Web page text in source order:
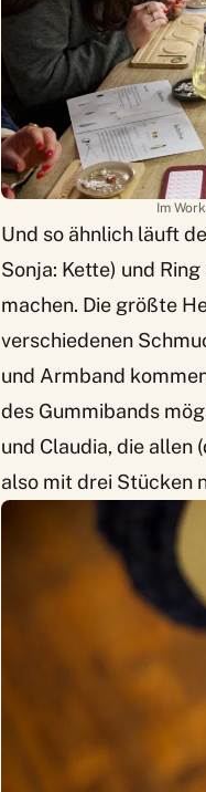
Im
Und so ähnlich läuft
Sonja: Kette) und
machen. Die größte
verschiedenen
und Armband
des Gummibands
und Claudia, die allen
also mit drei Stücken